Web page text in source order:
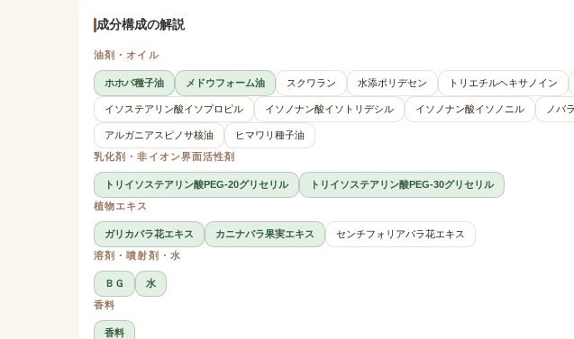
成分構成の解説
油剤・オイル
ホホバ種子油 メドウフォーム油 スクワラン 水添ポリデセン トリエチルヘキサノイン
イソステアリン酸イソプロピル イソノナン酸イソトリデシル イソノナン酸イソノニル ノバ
アルガニアスピノサ核油
ヒマワリ種子油
乳化剤・非イオン界面活性剤
トリイソステアリン酸PEG-20グリセリル
トリイソステアリン酸PEG-30グリセリル
植物エキス
ガリカバラ花エキス カニナバラ果実エキス
センチフォリアバラ花エキス
溶剤・噴射剤・水
ＢＧ
水
香料
香料